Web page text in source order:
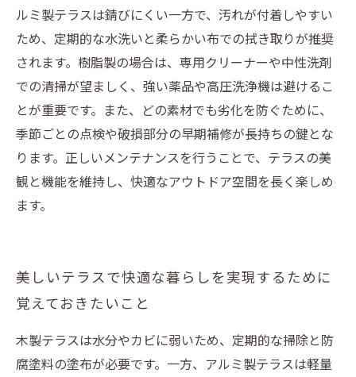
ルミ製テラスは錆びにくい一方で、汚れが付着しやすい
ため、定期的な水洗いと柔らかい布での拭き取りが推奨
されます。樹脂製の場合は、専用クリーナーや中性洗剤
での清掃が望ましく、強い薬品や高圧洗浄機は避けるこ
とが重要です。また、どの素材でも劣化を防ぐために、
季節ごとの点検や破損部分の早期補修が長持ちの鍵とな
ります。正しいメンテナンスを行うことで、テラスの美
観と機能を維持し、快適なアウトドア空間を長く楽しめ
ます。
美しいテラスで快適な暮らしを実現するために
覚えておきたいこと
木製テラスは水分やカビに弱いため、定期的な掃除と防
腐塗料の塗布が必要です。一方、アルミ製テラスは軽量